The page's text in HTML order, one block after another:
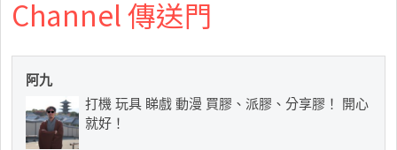
Channel 傳送門
阿九
打機 玩具 睇戲 動漫 買膠、派膠、分享膠！ 開心
就好！